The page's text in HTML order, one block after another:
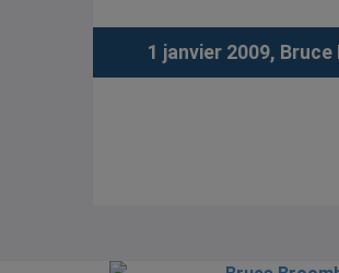
1 janvier 2009, Bruce